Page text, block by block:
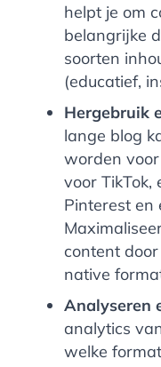
helpt je om
belangrijke
soorten
(educatief,
Hergebruik
lange blog
worden
voor TikTok,
Pinterest en
content
native
Analyseren
analytics
welke